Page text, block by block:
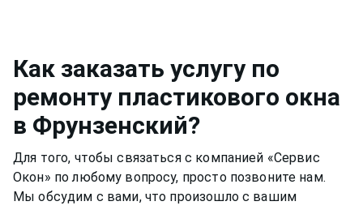
резиновый уплотнитель. Вещества, которые
разбавлены в растворе, могут испортить
качество материала рамы или резину.
скапливалась пыль.Если уделять хотя бы немного
времени пластиковому окну, оно может
прослужить вам долгими тихими и теплыми
годами.
Как заказать услугу по
ремонту пластикового окна
в Фрунзенский?
Для того, чтобы связаться с компанией «Сервис
Окон» по любому вопросу, просто позвоните нам.
Мы обсудим с вами, что произошло с вашим